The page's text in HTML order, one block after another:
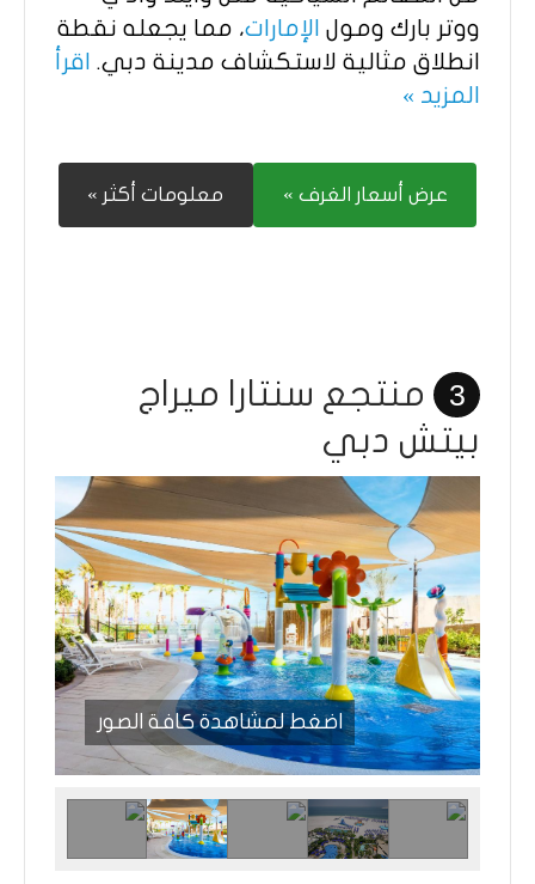
ووتر بارك ومول الإمارات، مما يجعله نقطة
انطلاق مثالية لاستكشاف مدينة دبي. اقرأ
المزيد »
عرض أسعار الغرف » معلومات أكثر »
3
منتجع سنتارا ميراج
بيتش دبي
اضغط لمشاهدة كافة الصور